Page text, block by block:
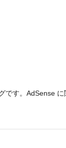
す。AdSense に